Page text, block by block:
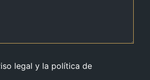
legal y la política de